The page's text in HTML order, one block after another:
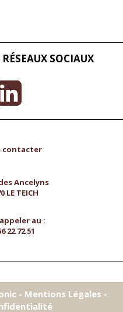
SOCIAUX
contacter
Ancelyns
LE TEICH
au :
22 72 51
- Mentions Légales -